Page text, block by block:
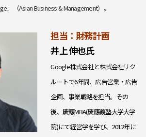
」（Asian Business & Management）。
担当：財務計画
井上 伸也氏
Google株式会社と株式会社リク
ルートで6年間、広告営業・広告
企画、事業戦略を担当。その
後、慶應MBA(慶應義塾大学大学
院)にて経営学を学び、2012年に